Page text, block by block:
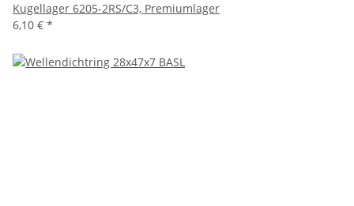
Kugellager 6205-2RS/C3, Premiumlager
6,10 € *